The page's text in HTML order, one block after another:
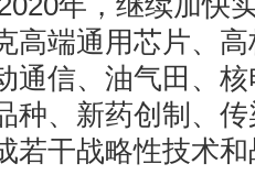
高端通用芯片、
通信、油气田、
种、新药创制、
若干战略性技术